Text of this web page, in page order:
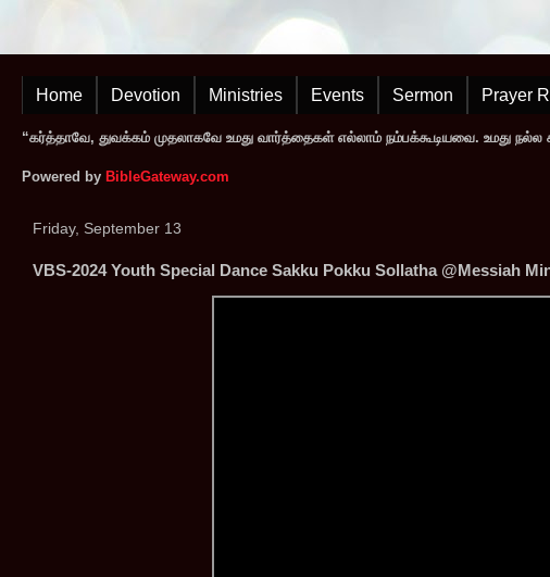
Home Devotion Ministries Events Sermon Prayer
“கர்த்தாவே, துவக்கம் முதலாகவே உமது வார்த்தைகள் எல்லாம் நம்பக்கூடியவை. உமது நல்ல
Powered by BibleGateway.com
Friday, September 13
VBS-2024 Youth Special Dance Sakku Pokku Sollatha @Messiah